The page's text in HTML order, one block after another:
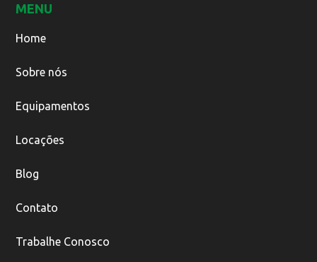
MENU
Home
Sobre nós
Equipamentos
Locações
Blog
Contato
Trabalhe Conosco